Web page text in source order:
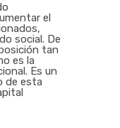
el
social. De
tan
es la
Es un
de esta